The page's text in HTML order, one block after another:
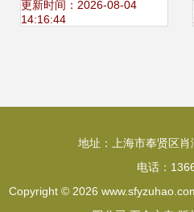
金机电2025滚针轴
更新时间：2026-08-04
14:16:44
地址：上海市奉贤区
电话：
Copyright © 2026